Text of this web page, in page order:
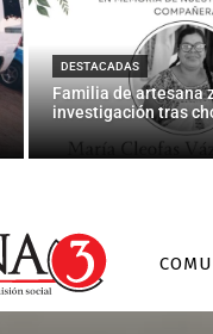
DESTACADAS
Familia de artesana
investigación tras